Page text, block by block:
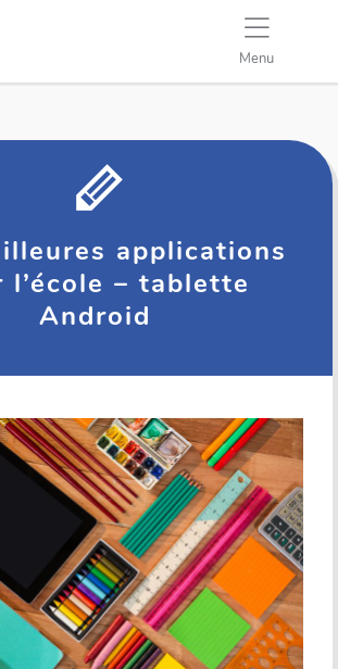
Menu
applications
l’école – tablette
Android